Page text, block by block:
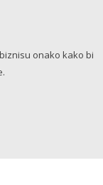
onako kako bi